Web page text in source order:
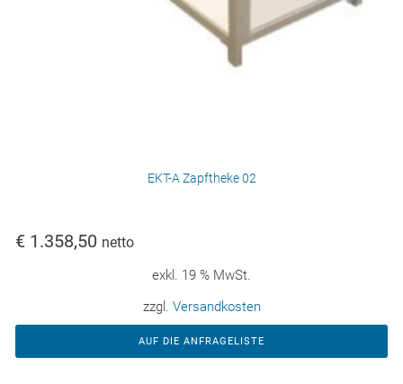
EKT-A Zapftheke 02
€ 1.358,50 netto
exkl. 19 % MwSt.
zzgl. Versandkosten
AUF DIE ANFRAGELISTE